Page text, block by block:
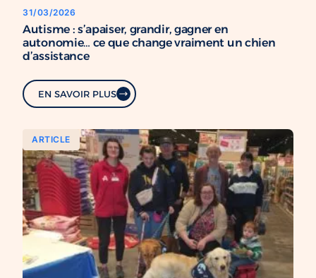
31/03/2026
Autisme : s’apaiser, grandir, gagner en
autonomie… ce que change vraiment un chien
d’assistance
EN SAVOIR PLUS
ARTICLE